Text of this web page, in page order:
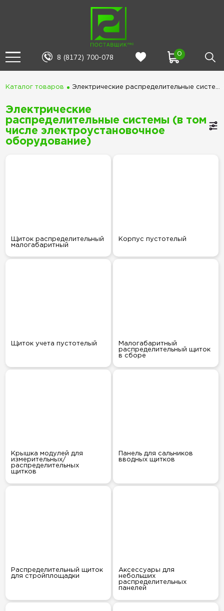
8 (8172) 700-078 0
Каталог товаров Электрические распределительные системы (в том числе электроустановочное оборудование)
Электрические
распределительные системы (в том
числе электроустановочное
оборудование)
Щиток распределительный
малогабаритный
Корпус пустотелый
Щиток учета пустотелый
Малогабаритный
распределительный щиток
в сборе
Крышка модулей для
измерительных/
распределительных
щитков
Панель для сальников
вводных щитков
Распределительный щиток
для стройплощадки
Аксессуары для
небольших
распределительных
панелей